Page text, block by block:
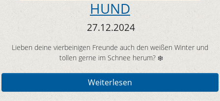
HUND
27.12.2024
Lieben deine vierbeinigen Freunde auch den weißen Winter und
tollen gerne im Schnee herum? ❄️
Weiterlesen